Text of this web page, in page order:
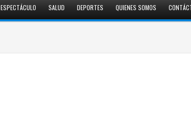
ESPECTÁCULO SALUD DEPORTES QUIENES SOMOS